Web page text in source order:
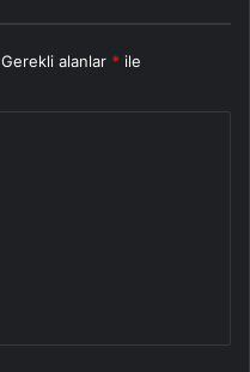
Gerekli alanlar * ile